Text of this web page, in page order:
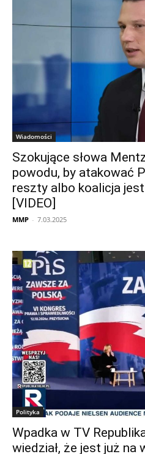
Wiadomości
Szokujące słowa
powodu, by atakować
reszty albo koalicja
[VIDEO]
MMP - 7.03.2025
Polityka
Wpadka w TV
wiedział, że jest już na